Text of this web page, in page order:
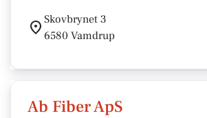
Skovbrynet 3
6580 Vamdrup
Ab Fiber ApS